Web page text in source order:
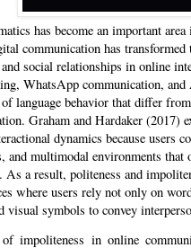
has become an important
communication has
social relationships in online
WhatsApp communication,
language behavior that differ
Graham and Hardaker (2017)
dynamics because users
and multimodal environments that
As a result, politeness and
where users rely not only on
visual symbols to convey
impoliteness in online